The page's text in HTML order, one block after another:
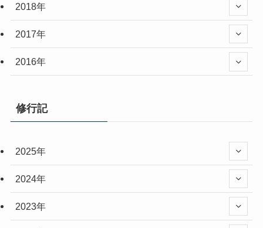
2018年
2017年
2016年
修行記
2025年
2024年
2023年